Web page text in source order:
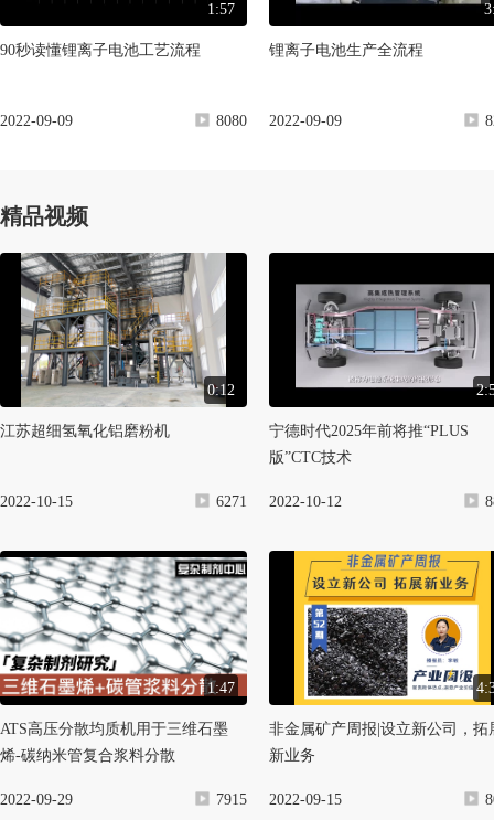
1:57
90秒读懂锂离子电池工艺流程
2022-09-09 8080
锂离子电池生产全流程
2022-09-09
精品视频
0:12
江苏超细氢氧化铝磨粉机
2022-10-15 6271
宁德时代2025年前将推“PLUS
版”CTC技术
2022-10-12
1:47
ATS高压分散均质机用于三维石墨
烯-碳纳米管复合浆料分散
2022-09-29 7915
非金属矿产周报|设立新公司，拓
新业务
2022-09-15